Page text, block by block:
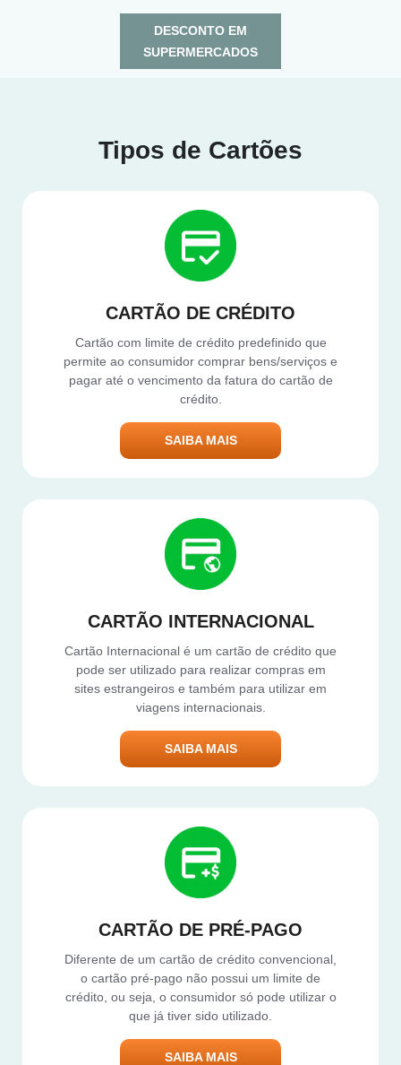
DESCONTO EM
SUPERMERCADOS
Tipos de Cartões
CARTÃO DE CRÉDITO
Cartão com limite de crédito predefinido que
permite ao consumidor comprar bens/serviços e
pagar até o vencimento da fatura do cartão de
crédito.
SAIBA MAIS
CARTÃO INTERNACIONAL
Cartão Internacional é um cartão de crédito que
pode ser utilizado para realizar compras em
sites estrangeiros e também para utilizar em
viagens internacionais.
SAIBA MAIS
CARTÃO DE PRÉ-PAGO
Diferente de um cartão de crédito convencional,
o cartão pré-pago não possui um limite de
crédito, ou seja, o consumidor só pode utilizar o
que já tiver sido utilizado.
SAIBA MAIS